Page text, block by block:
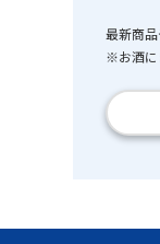
最新商
※お酒に